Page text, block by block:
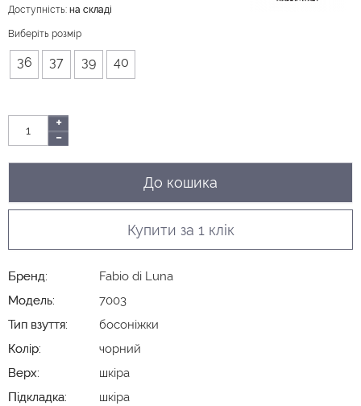
Доступність: на складі
Виберіть розмір
36 37 39 40
До кошика
Купити за 1 клiк
Бренд:
Fabio di Luna
Модель:
7003
Тип взуття:
босоніжки
Колір:
чорний
Верх:
шкіра
Підкладка:
шкіра